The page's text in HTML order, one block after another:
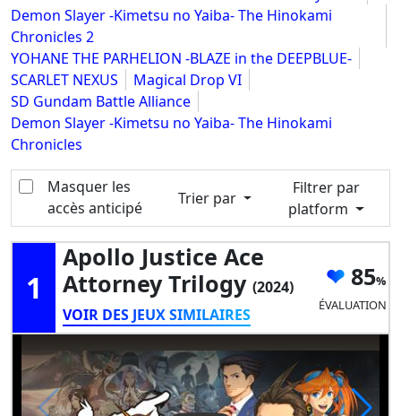
Demon Slayer -Kimetsu no Yaiba- The Hinokami
Chronicles 2
YOHANE THE PARHELION -BLAZE in the DEEPBLUE-
SCARLET NEXUS
Magical Drop VI
SD Gundam Battle Alliance
Demon Slayer -Kimetsu no Yaiba- The Hinokami
Chronicles
Masquer les
accès anticipé
Trier par
Filtrer par
platform
1
Apollo Justice Ace
Attorney Trilogy (2024)
VOIR DES JEUX SIMILAIRES
85
ÉVALUATION